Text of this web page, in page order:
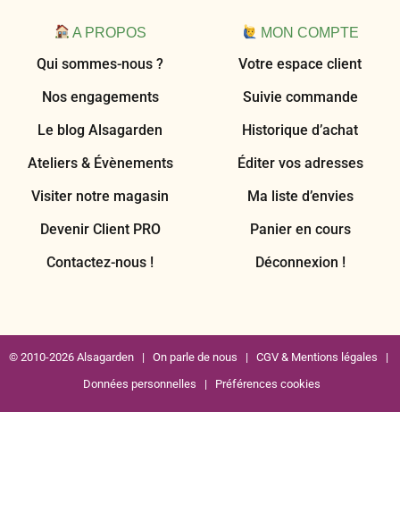
A PROPOS
Qui sommes-nous ?
Nos engagements
Le blog Alsagarden
Ateliers & Évènements
Visiter notre magasin
Devenir Client PRO
Contactez-nous !
MON COMPTE
Votre espace client
Suivie commande
Historique d’achat
Éditer vos adresses
Ma liste d’envies
Panier en cours
Déconnexion !
© 2010-2026 Alsagarden | On parle de nous | CGV & Mentions légales |
Données personnelles | Préférences cookies